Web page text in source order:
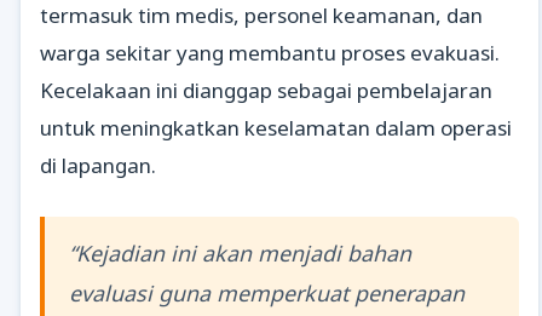
termasuk tim medis, personel keamanan, dan
warga sekitar yang membantu proses evakuasi.
Kecelakaan ini dianggap sebagai pembelajaran
untuk meningkatkan keselamatan dalam operasi
di lapangan.
“Kejadian ini akan menjadi bahan
evaluasi guna memperkuat penerapan